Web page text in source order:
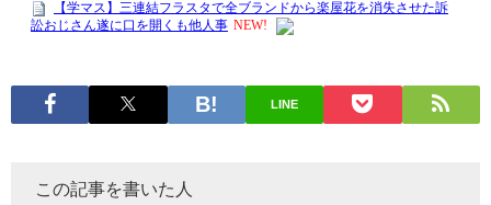
LINE
この記事を書いた人